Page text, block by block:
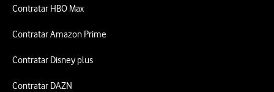
Contratar HBO Max
Contratar Amazon Prime
Contratar Disney plus
Contratar DAZN